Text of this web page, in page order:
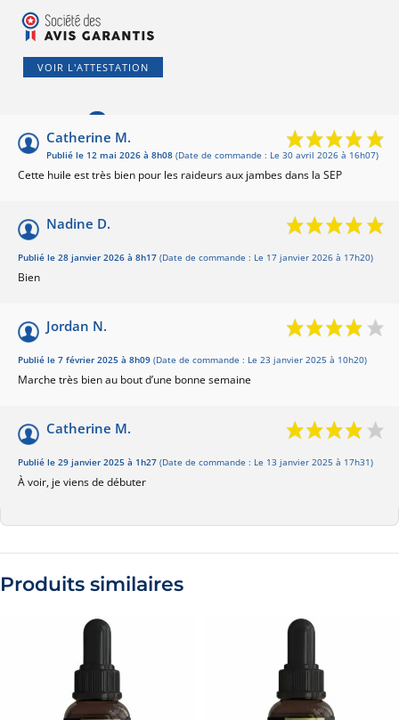
VOIR L'ATTESTATION
9/10
Catherine M.
Publié le 12 mai 2026 à 8h08 (Date de commande : Le 30 avril 2026 à 16h07)
Cette huile est très bien pour les raideurs aux jambes dans la SEP
Nadine D.
Publié le 28 janvier 2026 à 8h17 (Date de commande : Le 17 janvier 2026 à 17h20)
Bien
Jordan N.
Publié le 7 février 2025 à 8h09 (Date de commande : Le 23 janvier 2025 à 10h20)
Marche très bien au bout d’une bonne semaine
Catherine M.
Publié le 29 janvier 2025 à 1h27 (Date de commande : Le 13 janvier 2025 à 17h31)
À voir, je viens de débuter
Produits similaires